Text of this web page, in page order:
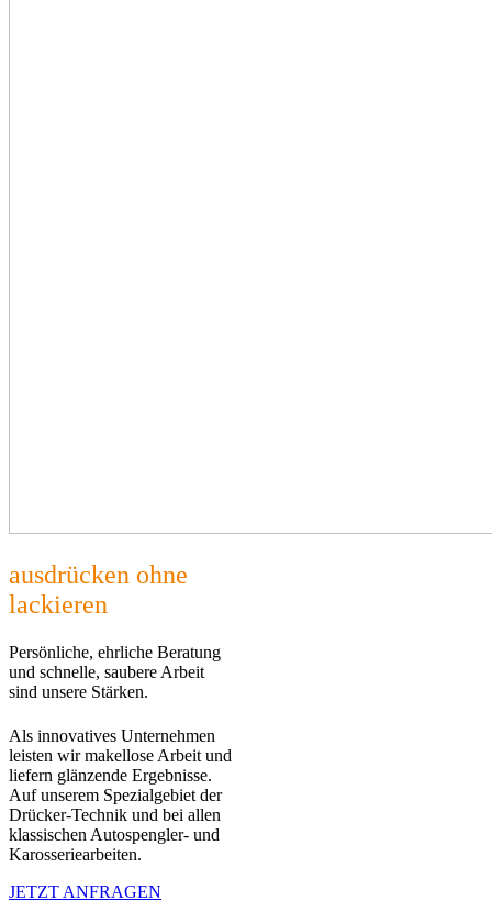
ausdrücken ohne
lackieren
Persönliche, ehrliche Beratung
und schnelle, saubere Arbeit
sind unsere Stärken.
Als innovatives Unternehmen
leisten wir makellose Arbeit und
liefern glänzende Ergebnisse.
Auf unserem Spezialgebiet der
Drücker-Technik und bei allen
klassischen Autospengler- und
Karosseriearbeiten.
JETZT ANFRAGEN